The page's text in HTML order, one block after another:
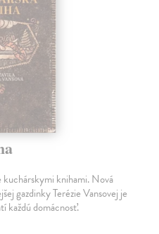
knihami. Nová
gazdinky Terézie Vansovej je
každú domácnosť.